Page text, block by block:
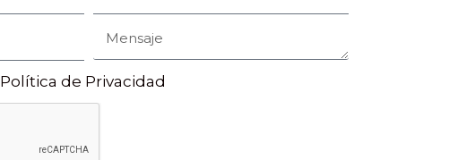
Política de Privacidad